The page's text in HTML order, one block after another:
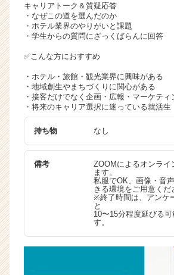
キャリアトーク＆質疑応答
・なぜこの道を選んだのか
・ホテル業界のやりがいと課題
・学生からの質問にざっくばらんに回答
✅こんな方におすすめ
・ホテル・旅館・観光業界に興味がある
・地域創生やまちづくりに関心がある
・接客だけでなく企画・広報・マーケテ
・将来のキャリア選択に迷っている就活生
持ち物 なし
備考
ZOOMによるオンライ
ます。
私服でOK、画像・音
きる環境をご用意くだ
※終了時間は、アンケ
と
10〜15分程度延びる可
す。